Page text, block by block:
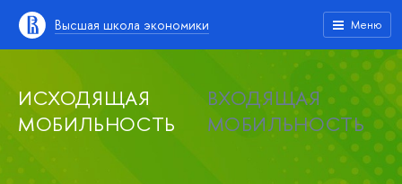
Высшая школа экономики Меню
ИСХОДЯЩАЯ
МОБИЛЬНОСТЬ
ВХОДЯЩАЯ
МОБИЛЬНОСТЬ